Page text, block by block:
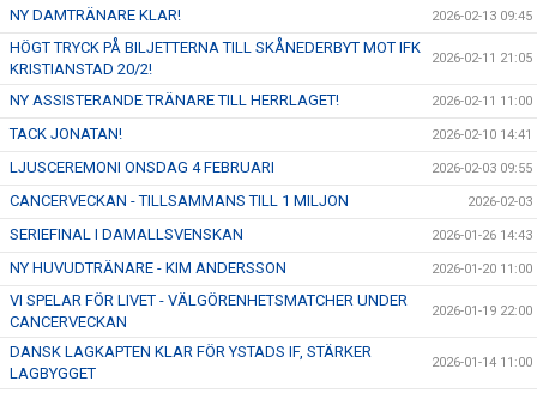
NY DAMTRÄNARE KLAR! 2026-02-13 09:45
HÖGT TRYCK PÅ BILJETTERNA TILL SKÅNEDERBYT MOT IFK
KRISTIANSTAD 20/2!
2026-02-11 21:05
NY ASSISTERANDE TRÄNARE TILL HERRLAGET! 2026-02-11 11:00
TACK JONATAN! 2026-02-10 14:41
LJUSCEREMONI ONSDAG 4 FEBRUARI 2026-02-03 09:55
CANCERVECKAN - TILLSAMMANS TILL 1 MILJON 2026-02-03
SERIEFINAL I DAMALLSVENSKAN 2026-01-26 14:43
NY HUVUDTRÄNARE - KIM ANDERSSON 2026-01-20 11:00
VI SPELAR FÖR LIVET - VÄLGÖRENHETSMATCHER UNDER
CANCERVECKAN
2026-01-19 22:00
DANSK LAGKAPTEN KLAR FÖR YSTADS IF, STÄRKER
LAGBYGGET
2026-01-14 11:00